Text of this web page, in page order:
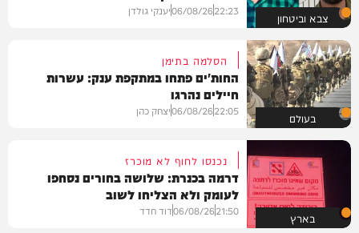
צבא וביטחון 22:23
06/08/26יענקי גולדן
בעולם
הסלמה בתימן
החות'ים פתחו במתקפת ענק: עשרות
חיילים נהרגו
22:05
06/08/26יצחק כהן
בארץ
נכנסו לחוף לא מוכרז
דרמה בכנרת: שלושה בחורים נסחפו
לעומק ולא הצליחו לשוב
21:50
06/08/26דוד חדד